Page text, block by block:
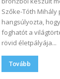
Szőke-Tóth
hangsúlyozta,
foghatót a
rövid életpályája...
Tovább